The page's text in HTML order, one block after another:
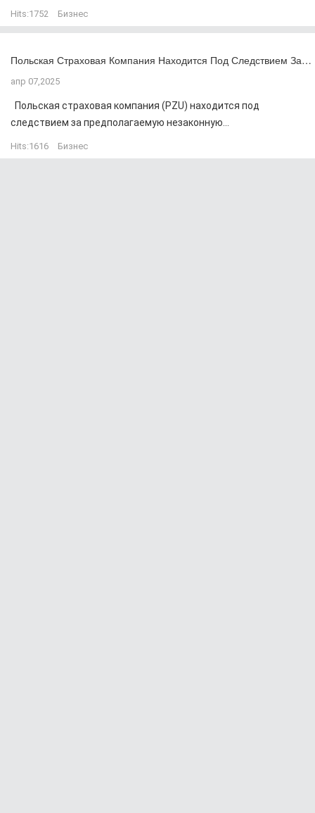
Hits:1752 Бизнес
Польская Страховая Компания Находится Под Следствием За…
апр 07,2025
Польская страховая компания (PZU) находится под
следствием за предполагаемую незаконную...
Hits:1616 Бизнес